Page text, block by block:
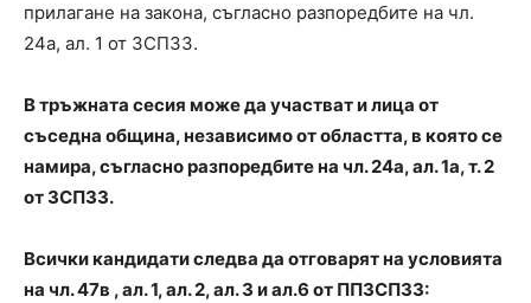
прилагане на закона, съгласно разпоредбите на чл.
24а, ал. 1 от ЗСПЗЗ.
В тръжната сесия може да участват и лица от
съседна община, независимо от областта, в която се
намира, съгласно разпоредбите на чл. 24а, ал. 1а, т. 2
от ЗСПЗЗ.
Всички кандидати следва да отговарят на условията
на чл. 47в , ал. 1, ал. 2, ал. 3 и ал.6 от ППЗСПЗЗ: